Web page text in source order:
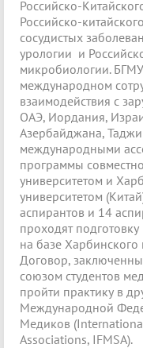
Российско-
Российско-
сосудистых
урологии и
микробиологии.
международном
взаимодействия с
ОАЭ, Иордания,
Азербайджана,
международными
программы
университетом и
университетом
аспирантов и 14
проходят
на базе Харбинского
Договор,
союзом студентов
пройти практику в
Международной
Медиков
Associations, IFMSA).